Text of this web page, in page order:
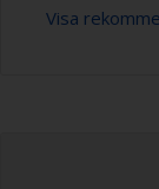
Om du
Visa